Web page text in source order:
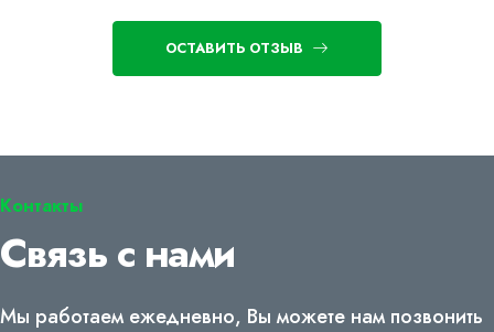
ОСТАВИТЬ ОТЗЫВ
Контакты
Связь с нами
Мы работаем ежедневно, Вы можете нам позвонить